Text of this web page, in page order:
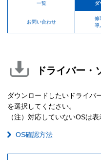
一覧
ダ
お問い合わせ
修
導
ドライバー・
ダウンロードしたいドライバ
を選択してください。
（注）対応していないOSは表
OS確認方法